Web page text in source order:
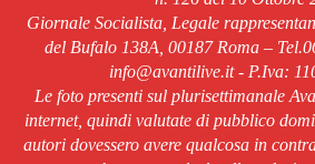
Giornale Socialista, Legale
del Bufalo 138A, 00187 Roma –
info@avantilive.it - P.Iva:
Le foto presenti sul plurisettimanale
internet, quindi valutate di pubblico
autori dovessero avere qualcosa in